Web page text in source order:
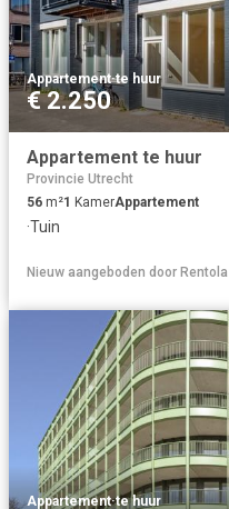
Appartement·te huur
€ 2.250
Appartement te huur
Provincie Utrecht
56 m²1 KamerAppartement
·Tuin
Nieuw aangeboden door Rentola
Appartement·te huur